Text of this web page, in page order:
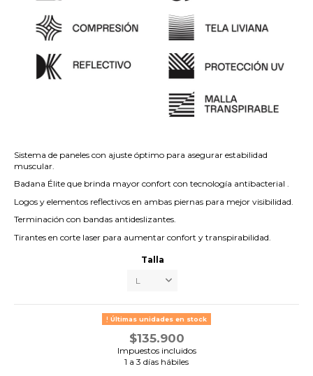
Sistema de paneles con ajuste óptimo para asegurar estabilidad
muscular.
Badana Élite que brinda mayor confort con tecnología antibacterial .
Logos y elementos reflectivos en ambas piernas para mejor visibilidad.
Terminación con bandas antideslizantes.
Tirantes en corte laser para aumentar confort y transpirabilidad.
Talla
Últimas unidades en stock
$135.900
Impuestos incluidos
1 a 3 días hábiles